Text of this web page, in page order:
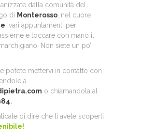
dalla comunità del
di Monterosso , nel cuore
: vari appuntamenti per
e toccare con mano il
Non siete un po’
potete mettervi in contatto con
a
o chiamandola al
.
di dire che li avete scoperti